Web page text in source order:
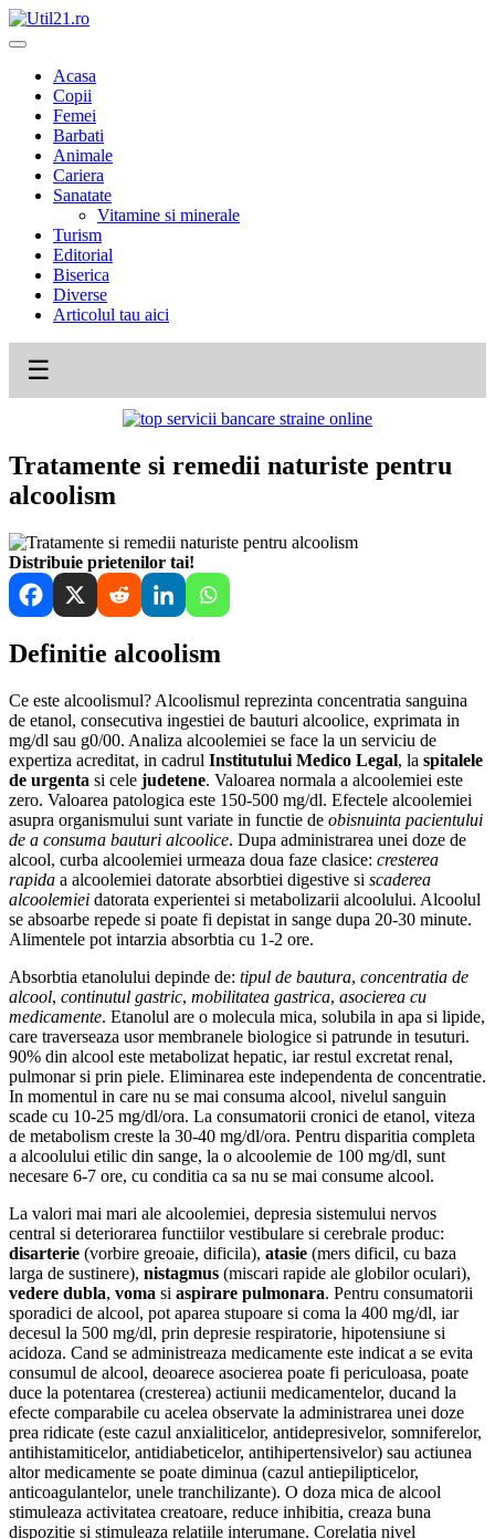
Skip
to
Acasa
Copii
Femei
Barbati
Animale
Cariera
Sanatate
Vitamine si minerale
Turism
Editorial
Biserica
Diverse
Articolul tau aici
☰
Tratamente si remedii naturiste pentru
alcoolism
Distribuie prietenilor tai!
Definitie alcoolism
Ce este alcoolismul? Alcoolismul reprezinta concentratia sanguina
de etanol, consecutiva ingestiei de bauturi alcoolice, exprimata in
mg/dl sau g0/00. Analiza alcoolemiei se face la un serviciu de
expertiza acreditat, in cadrul Institutului Medico Legal, la spitalele
de urgenta si cele judetene. Valoarea normala a alcoolemiei este
zero. Valoarea patologica este 150-500 mg/dl. Efectele alcoolemiei
asupra organismului sunt variate in functie de obisnuinta pacientului
de a consuma bauturi alcoolice. Dupa administrarea unei doze de
alcool, curba alcoolemiei urmeaza doua faze clasice: cresterea
rapida a alcoolemiei datorate absorbtiei digestive si scaderea
alcoolemiei datorata experientei si metabolizarii alcoolului. Alcoolul
se absoarbe repede si poate fi depistat in sange dupa 20-30 minute.
Alimentele pot intarzia absorbtia cu 1-2 ore.
Absorbtia etanolului depinde de: tipul de bautura, concentratia de
alcool, continutul gastric, mobilitatea gastrica, asocierea cu
medicamente. Etanolul are o molecula mica, solubila in apa si lipide,
care traverseaza usor membranele biologice si patrunde in tesuturi.
90% din alcool este metabolizat hepatic, iar restul excretat renal,
pulmonar si prin piele. Eliminarea este independenta de concentratie.
In momentul in care nu se mai consuma alcool, nivelul sanguin
scade cu 10-25 mg/dl/ora. La consumatorii cronici de etanol, viteza
de metabolism creste la 30-40 mg/dl/ora. Pentru disparitia completa
a alcoolului etilic din sange, la o alcoolemie de 100 mg/dl, sunt
necesare 6-7 ore, cu conditia ca sa nu se mai consume alcool.
La valori mai mari ale alcoolemiei, depresia sistemului nervos
central si deteriorarea functiilor vestibulare si cerebrale produc:
disarterie (vorbire greoaie, dificila), atasie (mers dificil, cu baza
larga de sustinere), nistagmus (miscari rapide ale globilor oculari),
vedere dubla, voma si aspirare pulmonara. Pentru consumatorii
sporadici de alcool, pot aparea stupoare si coma la 400 mg/dl, iar
decesul la 500 mg/dl, prin depresie respiratorie, hipotensiune si
acidoza. Cand se administreaza medicamente este indicat a se evita
consumul de alcool, deoarece asocierea poate fi periculoasa, poate
duce la potentarea (cresterea) actiunii medicamentelor, ducand la
efecte comparabile cu acelea observate la administrarea unei doze
prea ridicate (este cazul anxialiticelor, antidepresivelor, somniferelor,
antihistamiticelor, antidiabeticelor, antihipertensivelor) sau actiunea
altor medicamente se poate diminua (cazul antiepilipticelor,
anticoagulantelor, unele tranchilizante). O doza mica de alcool
stimuleaza activitatea creatoare, reduce inhibitia, creaza buna
dispozitie si stimuleaza relatiile interumane. Corelatia nivel